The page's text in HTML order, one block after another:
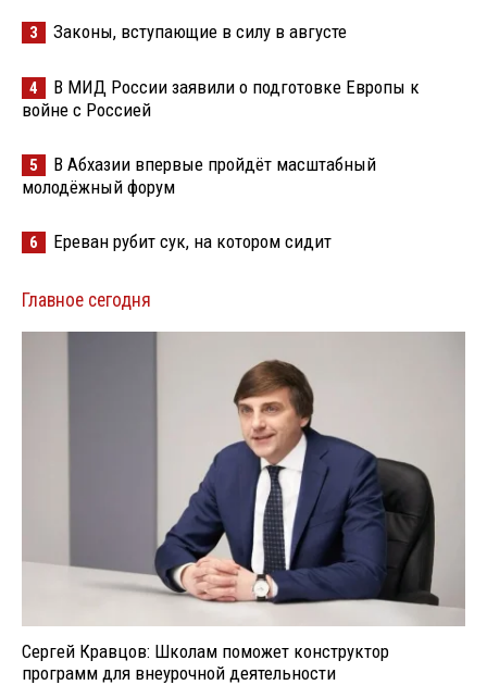
3 Законы, вступающие в силу в августе
4
В МИД России заявили о подготовке Европы к
войне с Россией
5
В Абхазии впервые пройдёт масштабный
молодёжный форум
6 Ереван рубит сук, на котором сидит
Главное сегодня
Сергей Кравцов: Школам поможет конструктор
программ для внеурочной деятельности